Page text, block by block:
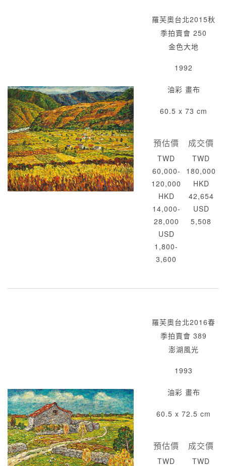
羅芙奧台北2015秋
季拍賣會 250
金色大地
1992
油彩 畫布
60.5 x 73 cm
預估價
TWD
60,000-
120,000
HKD
14,000-
28,000
USD
1,800-
3,600
成交價
TWD
180,000
HKD
42,654
USD
5,508
羅芙奧台北2016春
季拍賣會 389
澎湖風光
1993
油彩 畫布
60.5 x 72.5 cm
預估價
TWD
成交價
TWD